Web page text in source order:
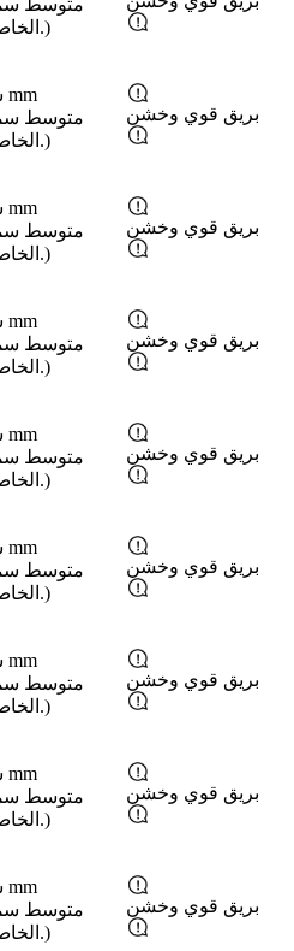
الخاص بك أكثر سمكا بشكل ملحوظ.)
سماكة الطبقة المتوسطة: 0.56 mm
الخاص بك أكثر سمكا بشكل ملحوظ.)
بريق قوي وخشن
سماكة الطبقة المتوسطة: 0.55 mm
الخاص بك أكثر سمكا بشكل ملحوظ.)
بريق قوي وخشن
سماكة الطبقة المتوسطة: 0.52 mm
الخاص بك أكثر سمكا بشكل ملحوظ.)
بريق قوي وخشن
سماكة الطبقة المتوسطة: 0.51 mm
الخاص بك أكثر سمكا بشكل ملحوظ.)
بريق قوي وخشن
سماكة الطبقة المتوسطة: 0.51 mm
الخاص بك أكثر سمكا بشكل ملحوظ.)
بريق قوي وخشن
سماكة الطبقة المتوسطة: 0.50 mm
الخاص بك أكثر سمكا بشكل ملحوظ.)
بريق قوي وخشن
سماكة الطبقة المتوسطة: 0.49 mm
الخاص بك أكثر سمكا بشكل ملحوظ.)
بريق قوي وخشن
سماكة الطبقة المتوسطة: 0.48 mm
الخاص بك أكثر سمكا بشكل ملحوظ.)
بريق قوي وخشن